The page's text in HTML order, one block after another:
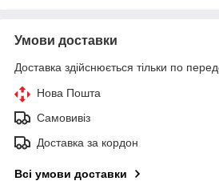
Умови доставки
Доставка здійснюється тільки по
Нова Пошта
Самовивіз
Доставка за кордон
Всі умови доставки